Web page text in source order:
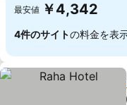
最安値 ￥4,342
4件のサイトの料金を表